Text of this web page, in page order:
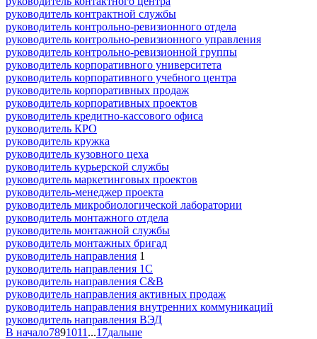
руководитель контрактной службы
руководитель контрольно-ревизионного отдела
руководитель контрольно-ревизионного управления
руководитель контрольно-ревизионной группы
руководитель корпоративного университета
руководитель корпоративного учебного центра
руководитель корпоративных продаж
руководитель корпоративных проектов
руководитель кредитно-кассового офиса
руководитель КРО
руководитель кружка
руководитель кузовного цеха
руководитель курьерской службы
руководитель маркетинговых проектов
руководитель-менеджер проекта
руководитель микробиологической лаборатории
руководитель монтажного отдела
руководитель монтажной службы
руководитель монтажных бригад
руководитель направления 1
руководитель направления 1С
руководитель направления C&B
руководитель направления активных продаж
руководитель направления внутренних коммуникаций
руководитель направления ВЭД
В начало7891011 ...17дальше